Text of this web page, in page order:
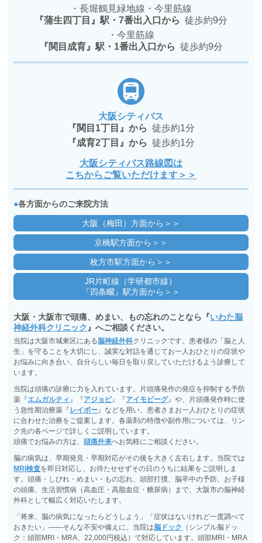
・長堀鶴見緑地線・今里筋線
『蒲生四丁目』駅・7番出入口から 徒歩約9分
・今里筋線
『関目成育』駅・1番出入口から 徒歩約9分
大阪シティバス
『関目1丁目』から 徒歩約1分
『成育2丁目』から 徒歩約1分
大阪シティバス路線図は
こちからご覧いただけます＞＞
●各方面からのご来院方法
大阪（梅田）方面から＞＞
京橋駅方面から＞＞
枚方市駅方面から＞＞
JR片町線（学研都市線）
『四条畷』駅方面から＞＞
大阪・大阪市で頭痛、めまい、もの忘れのことなら『いわた脳
神経外科クリニック』へご相談ください。
当院は大阪市城東区にある脳神経外科クリニックです。患者様の「脳と人
生」を守ることを大切にし、誠実な対話を通じてお一人おひとりの症状や
お悩みに向き合い、自分らしい毎日を取り戻していただけるよう診療して
います。
当院は頭痛の診療に力を入れています。片頭痛発作の発症を抑制する予防
薬『エムガルティ 』『アジョビ』『アイモビーグ』や、片頭痛発作時に使
う急性期治療薬『 レイボー 』などを用い、患者さまお一人おひとりの症状
に合わせた治療をご提案します。各薬剤の特徴や副作用については、リン
ク先の各ページで詳しくご説明しています。
頭痛でお悩みの方は、頭痛外来へお気軽にご相談ください。
脳の病気は、早期発見・早期対応がその後を大きく左右します。当院では
MRI検査を即日対応し、お待たせせずその日のうちに結果をご説明しま
す。頭痛・しびれ・めまい・もの忘れ、頭部打撲、脳卒中の予防、お子様
の頭痛、生活習慣病（高血圧・高脂血症・糖尿病）まで、大阪市の脳神経
外科として幅広く対応いたします。
「将来、脳の病気になったらどうしよう」「症状はないけれど一度調べて
おきたい」――そんな不安や備えに、当院は脳ドック （シンプル脳ドッ
ク：頭部MRI・MRA、22,000円税込）で対応しています。頭部MRI・MRA